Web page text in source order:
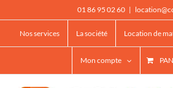
au
contenu
01 86 95 02 60 |
Nos services La société Location de
Mon compte